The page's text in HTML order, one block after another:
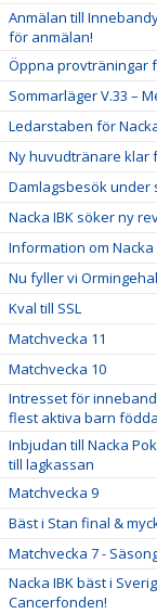
Anmälan till
för anmälan!
Öppna provträningar
Sommarläger V.33 –
Ledarstaben för Nacka
Ny huvudtränare klar
Damlagsbesök under
Nacka IBK söker ny
Information om
Nu fyller vi
Kval till SSL
Matchvecka 11
Matchvecka 10
Intresset för
flest aktiva barn
Inbjudan till Nacka
till lagkassan
Matchvecka 9
Bäst i Stan final &
Matchvecka 7 -
Nacka IBK bäst i
Cancerfonden!